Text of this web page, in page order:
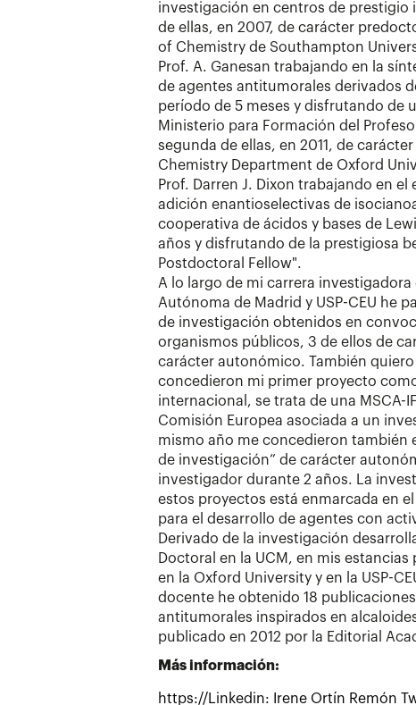
investigación en centros de prestigio
de ellas, en 2007, de carácter
of Chemistry de Southampton
Prof. A. Ganesan trabajando en la
de agentes antitumorales derivados
período de 5 meses y disfrutando de
Ministerio para Formación del
segunda de ellas, en 2011, de
Chemistry Department de Oxford
Prof. Darren J. Dixon trabajando en
adición enantioselectivas de
cooperativa de ácidos y bases de
años y disfrutando de la prestigiosa
Postdoctoral Fellow".
A lo largo de mi carrera investigadora
Autónoma de Madrid y USP-CEU he
de investigación obtenidos en
organismos públicos, 3 de ellos de
carácter autonómico. También
concedieron mi primer proyecto
internacional, se trata de una MSCA-
Comisión Europea asociada a un
mismo año me concedieron también
de investigación” de carácter
investigador durante 2 años. La
estos proyectos está enmarcada en
para el desarrollo de agentes con
Derivado de la investigación
Doctoral en la UCM, en mis estancias
en la Oxford University y en la USP-
docente he obtenido 18
antitumorales inspirados en
publicado en 2012 por la Editorial
Más información:
https://Linkedin: Irene Ortín Remón